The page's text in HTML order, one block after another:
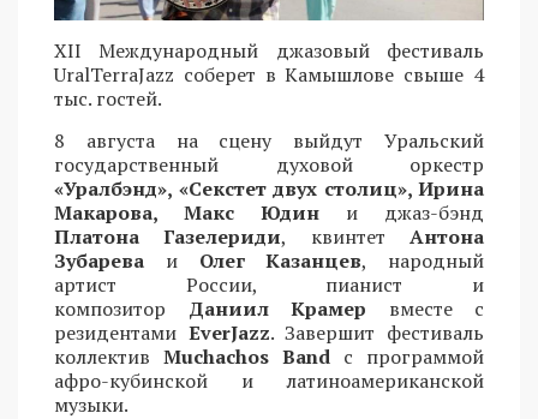
XII Международный джазовый фестиваль
UralTerraJazz соберет в Камышлове свыше 4
тыс. гостей.
8 августа на сцену выйдут Уральский
государственный духовой оркестр
«Уралбэнд», «Секстет двух столиц», Ирина
Макарова, Макс Юдин и джаз-бэнд
Платона Газелериди, квинтетАнтона
Зубарева и Олег Казанцев, народный
артист России, пианист и
композитор Даниил Крамер вместе с
резидентами EverJazz. Завершит фестиваль
коллектив Muchachos Band с программой
афро-кубинской и латиноамериканской
музыки.